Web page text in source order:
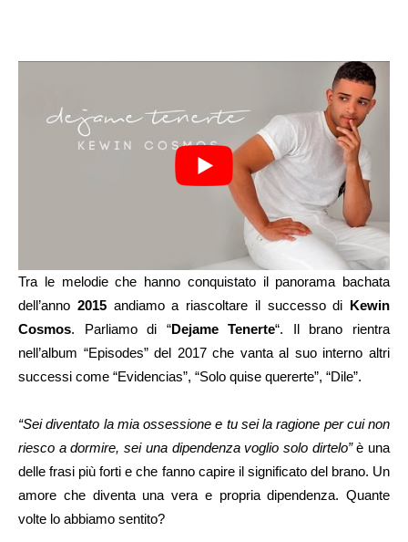
Tra le melodie che hanno conquistato il panorama bachata
dell’anno 2015andiamo a riascoltare il successo di Kewin
Cosmos. Parliamo di “Dejame Tenerte“. Il brano rientra
nell’album “Episodes” del 2017 che vanta al suo interno altri
successi come “Evidencias”, “Solo quise quererte”, “Dile”.
“Sei diventato la mia ossessione e tu sei la ragione per cui non
riesco a dormire, sei una dipendenza voglio solo dirtelo”è una
delle frasi più forti e che fanno capire il significato del brano. Un
amore che diventa una vera e propria dipendenza. Quante
volte lo abbiamo sentito?